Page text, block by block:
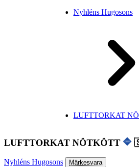
Nyhléns Hugosons
LUFTTORKAT
LUFTTORKAT NÖTKÖTT
Nyhléns Hugosons Märkesvara